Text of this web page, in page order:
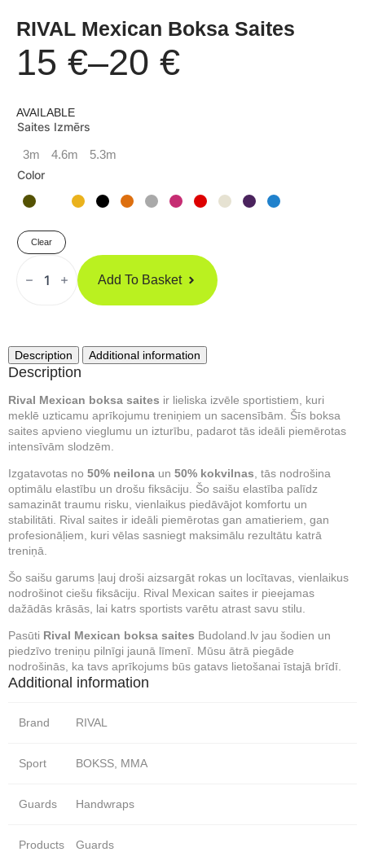
RIVAL Mexican Boksa Saites
15 €–20 €
Price
range:
15 €
through
20 €
AVAILABLE
Saites Izmērs
3m
4.6m
5.3m
Color
Clear
Boksa
Add To Basket
Description Additional information
Description
Rival Mexican boksa saites ir lieliska izvēle sportistiem, kuri
meklē uzticamu aprīkojumu treniņiem un sacensībām. Šīs boksa
saites apvieno vieglumu un izturību, padarot tās ideāli piemērotas
intensīvām slodzēm.
Izgatavotas no 50% neilona un 50% kokvilnas , tās nodrošina
optimālu elastību un drošu fiksāciju. Šo saišu elastība palīdz
samazināt traumu risku, vienlaikus piedāvājot komfortu un
stabilitāti. Rival saites ir ideāli piemērotas gan amatieriem, gan
profesionāļiem, kuri vēlas sasniegt maksimālu rezultātu katrā
treniņā.
Šo saišu garums ļauj droši aizsargāt rokas un locītavas, vienlaikus
nodrošinot ciešu fiksāciju. Rival Mexican saites ir pieejamas
dažādās krāsās, lai katrs sportists varētu atrast savu stilu.
Pasūti Rival Mexican boksa saites Budoland.lv jau šodien un
piedzīvo treniņu pilnīgi jaunā līmenī. Mūsu ātrā piegāde
nodrošinās, ka tavs aprīkojums būs gatavs lietošanai īstajā brīdī.
Additional information
Brand RIVAL
Sport BOKSS, MMA
Guards Handwraps
Products Guards